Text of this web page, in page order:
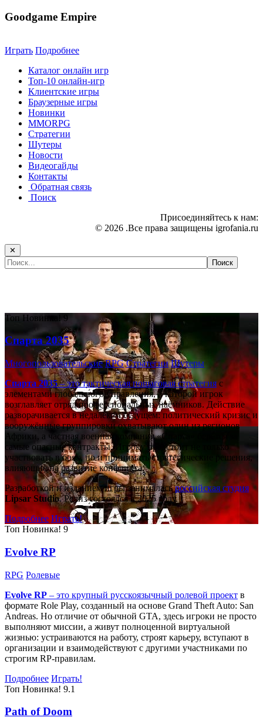
Goodgame Empire
Играть Подробнее
Каталог онлайн игр
Топ-10 онлайн-игр
Клиентские игры
Браузерные игры
Новинки
MMORPG
Стратегии
Шутеры
Новости
Видеогайды
Контакты
Обратная связь
Поиск
Присоединяйтесь к нам:
© 2026 .Все права защищены igrofania.ru
✕
Топ Новинка! 9
Спарта 2035
Многопользовательские RPG Стратегии Шутеры
Спарта 2035– это тактическаяпошаговая стратегияс
элементами глобального управления, в которой игрок
возглавляет отряд профессиональных наёмников. Действие
разворачивается в недалёком будущем: политический кризис и
вооружённые группировки охватывают один из регионов
Африки, а частная военная компания «Спарта» берётся за
самые опасные контракты. Игроку предстоит не только
участвовать в боях, но и принимать стратегические решения,
влияющие на развитие конфликта.
Разработкой и изданием игры занималасьроссийская студия
Lipsar Studio. Релиз состоялся в 2025 году.
Подробнее Играть!
Топ Новинка! 9
Evolve RP
RPG Ролевые
Evolve RP – это крупный русскоязычный ролевой проект в
формате Role Play, созданный на основе Grand Theft Auto: San
Andreas. Но отличие от обычной GTA, здесь игроки не просто
выполняют миссии, а живут полноценной виртуальной
жизнью: устраиваются на работу, строят карьеру, вступают в
организации и взаимодействуют с другими участниками по
строгим RP-правилам.
Подробнее Играть!
Топ Новинка! 9.1
Path of Doom